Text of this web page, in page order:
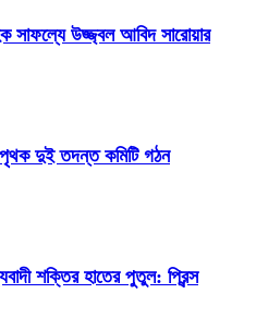
সাফল্যে উজ্জ্বল আবিদ সারোয়ার
পৃথক দুই তদন্ত কমিটি গঠন
শক্তির হাতের পুতুল: প্রিন্স